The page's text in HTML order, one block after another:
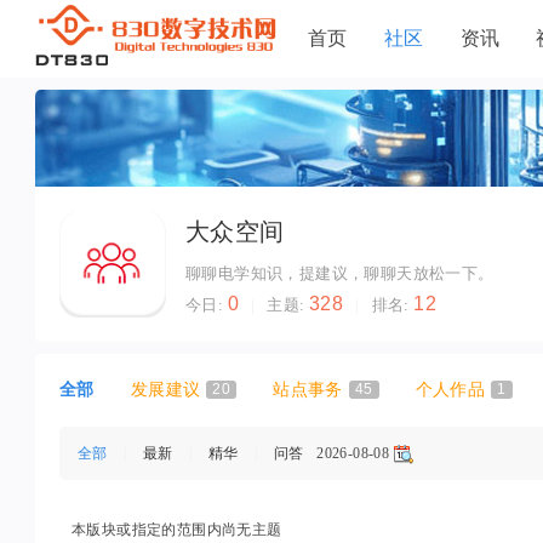
首页 社区 资讯
大众空间
聊聊电学知识，提建议，聊聊天放松一下。
今日: 0 主题:328 排名: 12
全部 发展建议 20 站点事务 45 个人作品 1
全部 最新 精华 问答 2026-08-08
本版块或指定的范围内尚无主题